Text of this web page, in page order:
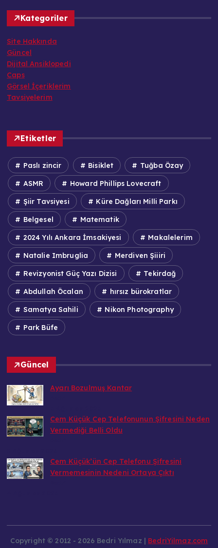
Site Hakkında
Dijital Ansiklopedi
Caps
Görsel İçeriklerim
Tavsiyelerim
Paslı zincir
ASMR Howard Phillips Lovecraft
Şiir Tavsiyesi Küre Dağları Milli Parkı
Belgesel Matematik
2024 Yılı Ankara İmsakiyesi
Natalie Imbruglia Merdiven Şiiiri
Revizyonist Güç Yazı Dizisi Tekirdağ
Abdullah Öcalan hırsız bürokratlar
Samatya Sahili Nikon Photography
Park Büfe
6 Ağustos 2026
Bedri
5 Ağustos 2026
Bedri
4 Ağustos 2026
Copyright © 2012 - 2026 Bedri Yılmaz |BedriYilmaz.com